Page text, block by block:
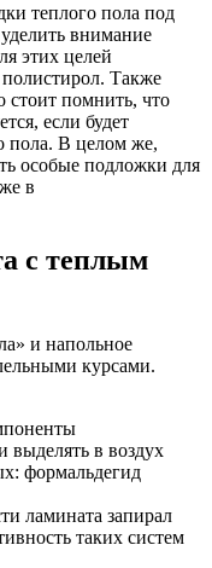
теплого пола под
внимание
этих целей
Также
стоит помнить, что
если будет
пола. В целом же,
особые подложки для
в
с теплым
и напольное
курсами.
выделять в воздух
формальдегид
ламината запирал
таких систем